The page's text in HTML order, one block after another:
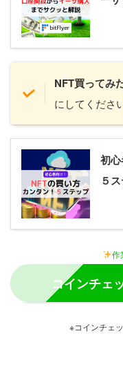
NFT買ってみ
にしてくださ
初
５
作
コインチェ
※コインチェ